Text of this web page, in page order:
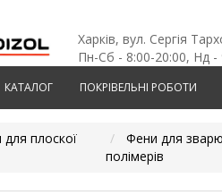
Харків, вул. Сергія
Пн-Сб - 8:00-20:00, Нд -
КАТАЛОГ ПОКРІВЕЛЬНІ РОБОТИ
плоскої
Фени для
полімерів